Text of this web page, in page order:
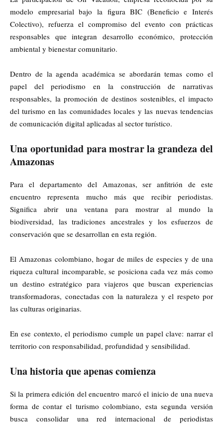
modelo empresarial bajo la figura BIC (Beneficio e Interés
Colectivo), refuerza el compromiso del evento con prácticas
responsables que integran desarrollo económico, protección
ambiental y bienestar comunitario.
Dentro de la agenda académica se abordarán temas como el
papel del periodismo en la construcción de narrativas
responsables, la promoción de destinos sostenibles, el impacto
del turismo en las comunidades locales y las nuevas tendencias
de comunicación digital aplicadas al sector turístico.
Una oportunidad para mostrar la grandeza del
Amazonas
Para el departamento del Amazonas, ser anfitrión de este
encuentro representa mucho más que recibir periodistas.
Significa abrir una ventana para mostrar al mundo la
biodiversidad, las tradiciones ancestrales y los esfuerzos de
conservación que se desarrollan en esta región.
El Amazonas colombiano, hogar de miles de especies y de una
riqueza cultural incomparable, se posiciona cada vez más como
un destino estratégico para viajeros que buscan experiencias
transformadoras, conectadas con la naturaleza y el respeto por
las culturas originarias.
En ese contexto, el periodismo cumple un papel clave: narrar el
territorio con responsabilidad, profundidad y sensibilidad.
Una historia que apenas comienza
Si la primera edición del encuentro marcó el inicio de una nueva
forma de contar el turismo colombiano, esta segunda versión
busca consolidar una red internacional de periodistas